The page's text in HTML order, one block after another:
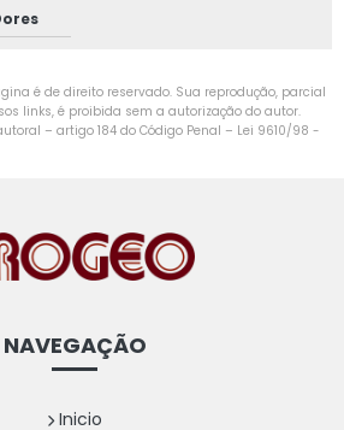
é de direito reservado. Sua reprodução, parcial
links, é proibida sem a autorização do autor.
– artigo 184 do Código Penal – Lei 9610/98 -
NAVEGAÇÃO
Inicio